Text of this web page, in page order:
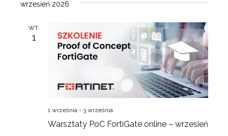
po
i
datę.
wrzesień 2026
WT.
1
Warsztaty PoC FortiGate online – wrzesień
1 września - 3 września